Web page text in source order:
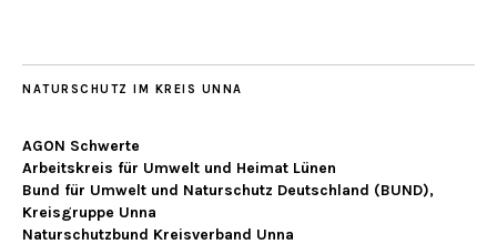
NATURSCHUTZ IM KREIS UNNA
AGON Schwerte
Arbeitskreis für Umwelt und Heimat Lünen
Bund für Umwelt und Naturschutz Deutschland (BUND),
Kreisgruppe Unna
Naturschutzbund Kreisverband Unna